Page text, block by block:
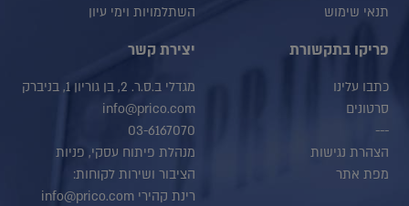
תנאי שימוש
השתלמויות וימי עיון
פריקו בתקשורת
כתבו עלינו
סרטונים
---
הצהרת נגישות
מפת אתר
יצירת קשר
מגדלי ב.ס.ר. 2, בן גוריון 1, בניברק
info@prico.com
03-6167070
מנהלת פיתוח עסקי, פניות
הציבור ושירות לקוחות:
רינת קהירי info@prico.com